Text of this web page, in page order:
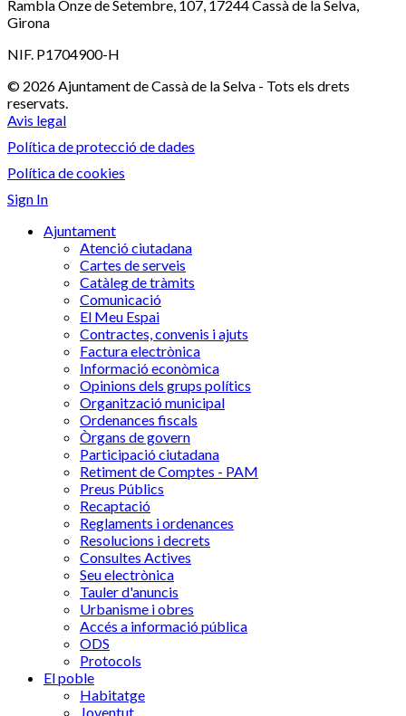
Rambla Onze de Setembre, 107, 17244 Cassà de la Selva,
Girona
NIF. P1704900-H
© 2026 Ajuntament de Cassà de la Selva - Tots els drets
reservats.
Avis legal
Política de protecció de dades
Política de cookies
Sign In
Ajuntament
Atenció ciutadana
Cartes de serveis
Catàleg de tràmits
Comunicació
El Meu Espai
Contractes, convenis i ajuts
Factura electrònica
Informació econòmica
Opinions dels grups polítics
Organització municipal
Ordenances fiscals
Òrgans de govern
Participació ciutadana
Retiment de Comptes - PAM
Preus Públics
Recaptació
Reglaments i ordenances
Resolucions i decrets
Consultes Actives
Seu electrònica
Tauler d'anuncis
Urbanisme i obres
Accés a informació pública
ODS
Protocols
El poble
Habitatge
Joventut